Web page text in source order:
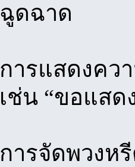
ฉูดฉาด
การแสดงคว
เช่น “ขอแสด
การจัดพวงห